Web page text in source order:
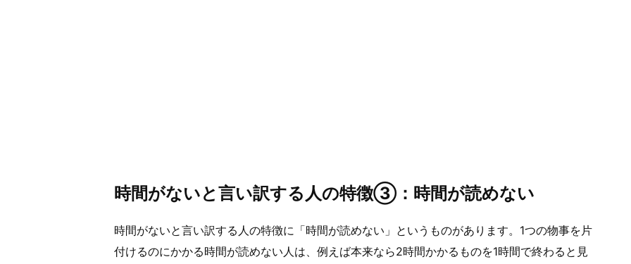
時間がないと言い訳する人の特徴③：時間が読めない
時間がないと言い訳する人の特徴に「時間が読めない」というものがあります。1つの物事を片
付けるのにかかる時間が読めない人は、例えば本来なら2時間かかるものを1時間で終わると見